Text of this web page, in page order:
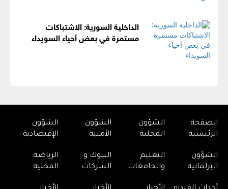
الداخلية السورية: الاشتباكات
مستمرة في بعض أحياء السويداء
الصفحة
الرئيسية
الشؤون
المحلية
الشؤون
الأمنية
الشؤون
الإقتصادية
الشؤون
البرلمانية
التعليم
والجامعات
البنوك و
الشركات
الرياضة
المحلية